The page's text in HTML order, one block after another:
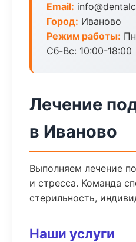
Email:
Город: Иваново
Режим работы:
Сб-Вс: 10:00-18:00
Лечение
в Иваново
Выполняем лечение
и стресса. Команда
стерильность,
Наши услуги